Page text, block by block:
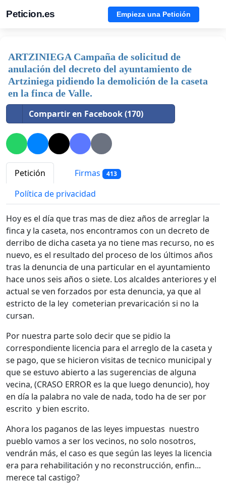
Peticion.es Empieza una Petición
ARTZINIEGA Campaña de solicitud de
anulación del decreto del ayuntamiento de
Artziniega pidiendo la demolición de la caseta
en la finca de Valle.
Compartir en Facebook (170)
Petición Firmas 413
Política de privacidad
Hoy es el día que tras mas de diez años de arreglar la
finca y la caseta, nos encontramos con un decreto de
derribo de dicha caseta ya no tiene mas recurso, no es
nuevo, es el resultado del proceso de los últimos años
tras la denuncia de una particular en el ayuntamiento
hace unos seis años o siete. Los alcaldes anteriores y el
actual se ven forzados por esta denuncia, ya que al
estricto de la ley cometerian prevaricación si no la
cursan.
Por nuestra parte solo decir que se pidio la
correspondiente licencia para el arreglo de la caseta y
se pago, que se hicieron visitas de tecnico municipal y
que se estuvo abierto a las sugerencias de alguna
vecina, (CRASO ERROR es la que luego denuncio), hoy
en día la palabra no vale de nada, todo ha de ser por
escrito y bien escrito.
Ahora los paganos de las leyes impuestas nuestro
pueblo vamos a ser los vecinos, no solo nosotros,
vendrán más, el caso es que según las leyes la licencia
era para rehabilitación y no reconstrucción, enfin...
merece tal castigo?